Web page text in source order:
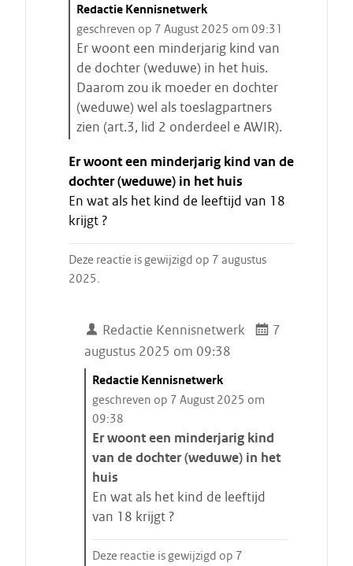
C
i
t
a
a
t
s
a
r
t
e
Redactie Kennisnetwerk
geschreven op 7 August 2025 om 09:31
Er woont een minderjarig kind van
de dochter (weduwe) in het huis.
Daarom zou ik moeder en dochter
(weduwe) wel als toeslagpartners
zien (art.3, lid 2 onderdeel e AWIR).
i
n
d
e
i
t
Er woont een minderjarig kind van de
dochter (weduwe) in het huis
En wat als het kind de leeftijd van 18
krijgt ?
Deze reactie is gewijzigd op 7 augustus
2025.
Redactie Kennisnetwerk
7
augustus 2025 om 09:38
C
i
t
a
a
t
s
t
r
Redactie Kennisnetwerk
geschreven op 7 August 2025 om
09:38
Er woont een minderjarig kind
van de dochter (weduwe) in het
huis
En wat als het kind de leeftijd
van 18 krijgt ?
Deze reactie is gewijzigd op 7